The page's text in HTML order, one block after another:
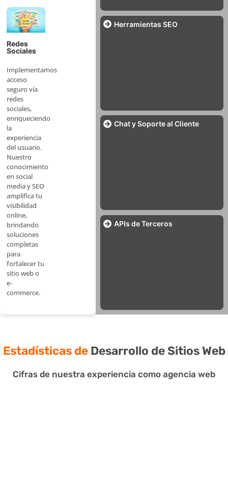
Herramientas SEO
Chat y Soporte al Cliente
APIs de Terceros
Redes
Sociales
Implementamos
acceso
seguro vía
redes
sociales,
enriqueciendo
la
experiencia
del usuario.
Nuestro
conocimiento
en social
media y SEO
amplifica tu
visibilidad
online,
brindando
soluciones
completas
para
fortalecer tu
sitio web o
e-
commerce.
Estadísticas de Desarrollo de Sitios Web
Cifras de nuestra experiencia como agencia web